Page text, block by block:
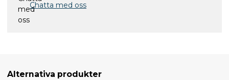
Chatta med oss
Alternativa produkter